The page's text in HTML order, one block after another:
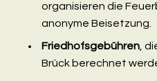
organisieren die
anonyme Beisetzung.
Friedhofsgebühren,
Brück berechnet